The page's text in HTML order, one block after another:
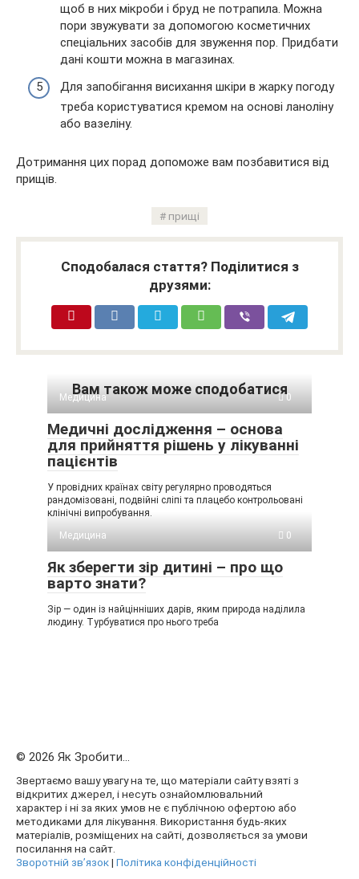
щоб в них мікроби і бруд не потрапила. Можна
пори звужувати за допомогою косметичних
спеціальних засобів для звуження пор. Придбати
дані кошти можна в магазинах.
Для запобігання висихання шкіри в жарку погоду
треба користуватися кремом на основі ланоліну
або вазеліну.
Дотримання цих порад допоможе вам позбавитися від
прищів.
прищі
Сподобалася стаття? Поділитися з
друзями:
Вам також може сподобатися
Медицина 0
Медичні дослідження – основа
для прийняття рішень у лікуванні
пацієнтів
У провідних країнах світу регулярно проводяться
рандомізовані, подвійні сліпі та плацебо контрольовані
клінічні випробування.
Медицина
0
Як зберегти зір дитині – про що
варто знати?
Зір — один із найцінніших дарів, яким природа наділила
людину. Турбуватися про нього треба
© 2026 Як Зробити...
Звертаємо вашу увагу на те, що матеріали сайту взяті з
відкритих джерел, і несуть ознайомлювальний
характер і ні за яких умов не є публічною офертою або
методиками для лікування. Використання будь-яких
матеріалів, розміщених на сайті, дозволяється за умови
посилання на сайт.
Зворотній зв’язок| Політика конфіденційності